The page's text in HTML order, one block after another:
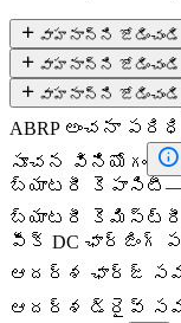
 వాహనాన్ని జోడించండి
 వాహనాన్ని జోడించండి
 వాహనాన్ని జోడించండి
ABRP అంచనా పరిధి
సూచన వినియోగం 
బ్యాటరీ కెపాసిటీ
బ్యాటరీ కెమిస్ట్రీ
పీక్ DC ఛార్జింగ్
ఆదర్శ ఛార్జ్
ఆదర్శ డ్రైవ్